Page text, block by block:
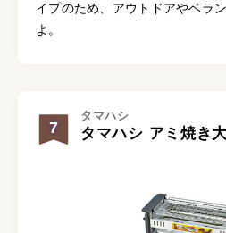
イプのため、アウトドアやベラ
よ。
7
タマハシ
タマハシ アミ焼き